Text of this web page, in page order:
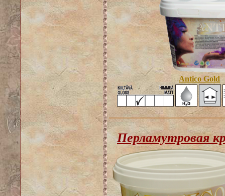
Antico Gold
Перламутровая